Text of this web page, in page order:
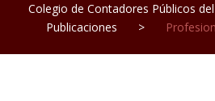
Colegio de Contadores Públicos
Publicaciones
>